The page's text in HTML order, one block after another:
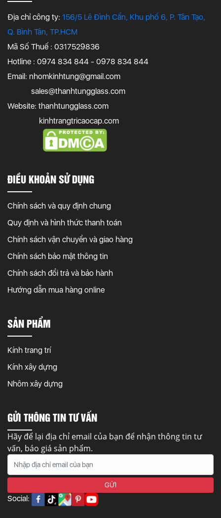
Địa chỉ công ty: 156/5 Lê Đình Cẩn, Khu phố 6, P. Tân Tạo,
Q. Bình Tân, TP.HCM
Mã Số Thuế : 0317529836
Hotline : 0974 834 844 - 0978 834 844
Email: nhomkinhtung@gmail.com
sales@thanhtungglass.com
Website: thanhtungglass.com
kinhtrangtricaocap.com
ĐIỀU KHOẢN SỬ DỤNG
Chính sách và quy định chung
Quy định và hình thức thanh toán
Chính sách vận chuyển và giao hàng
Chính sách bảo mật thông tin
Chính sách đổi trả và bảo hành
Hướng dẫn mua hàng online
SẢN PHẨM
Kính trang trí
Kính xây dựng
Nhôm xây dựng
GỬI THÔNG TIN TƯ VẤN
Hãy để lại địa chỉ email của bạn để nhận thông tin tư
vấn, báo giá sản phẩm.
Social: